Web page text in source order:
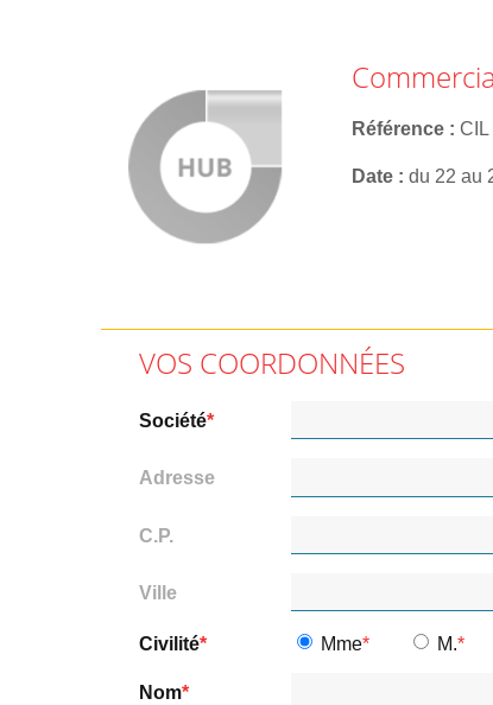
Référence CIL
Date du 22 au
VOS COORDONNÉES
Société
Adresse
C.P.
Ville
Civilité Mme M.
Nom